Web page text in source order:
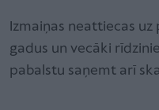
Izmaiņas neattiecas
gadus un vecāki
pabalstu saņemt arī